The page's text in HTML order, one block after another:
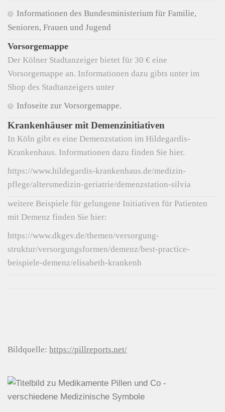
Informationen des Bundesministerium für Familie,
Senioren, Frauen und Jugend
Vorsorgemappe
Der Kölner Stadtanzeiger bietet für 30 € eine
Vorsorgemappe an. Informationen dazu gibts unter im
Shop des Stadtanzeigers unter
Infoseite zur Vorsorgemappe.
Krankenhäuser mit Demenzinitiativen
In Köln gibt es eine Demenzstation im Hildegardis-
Krankenhaus. Informationen dazu finden Sie hier.
https://www.hildegardis-krankenhaus.de/medizin-
pflege/altersmedizin-geriatrie/demenzstation-silvia
weitere Beispiele für gelungene Initiativen für Patienten
mit Demenz finden Sie hier:
https://www.dkgev.de/themen/versorgung-
struktur/versorgungsformen/demenz/best-practice-
beispiele-demenz/elisabeth-krankenh
Bildquelle: https://pillreports.net/